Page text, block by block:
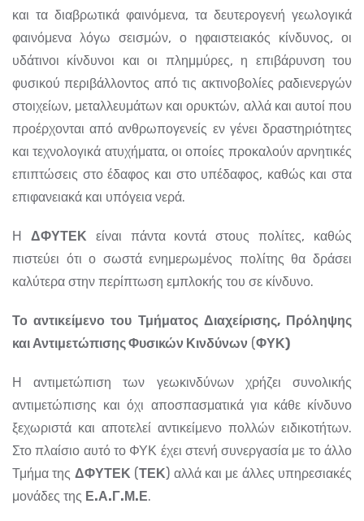
και τα διαβρωτικά φαινόμενα, τα δευτερογενή γεωλογικά
φαινόμενα λόγω σεισμών, ο ηφαιστειακός κίνδυνος, οι
υδάτινοι κίνδυνοι και οι πλημμύρες, η επιβάρυνση του
φυσικού περιβάλλοντος από τις ακτινοβολίες ραδιενεργών
στοιχείων, μεταλλευμάτων και ορυκτών, αλλά και αυτοί που
προέρχονται από ανθρωπογενείς εν γένει δραστηριότητες
και τεχνολογικά ατυχήματα, οι οποίες προκαλούν αρνητικές
επιπτώσεις στο έδαφος και στο υπέδαφος, καθώς και στα
επιφανειακά και υπόγεια νερά.
Η ΔΦΥΤΕΚ είναι πάντα κοντά στους πολίτες, καθώς
πιστεύει ότι ο σωστά ενημερωμένος πολίτης θα δράσει
καλύτερα στην περίπτωση εμπλοκής του σε κίνδυνο.
Το αντικείμενο του Τμήματος Διαχείρισης, Πρόληψης
και Αντιμετώπισης Φυσικών Κινδύνων (ΦΥΚ)
Η αντιμετώπιση των γεωκινδύνων χρήζει συνολικής
αντιμετώπισης και όχι αποσπασματικά για κάθε κίνδυνο
ξεχωριστά και αποτελεί αντικείμενο πολλών ειδικοτήτων.
Στο πλαίσιο αυτό το ΦΥΚ έχει στενή συνεργασία με το άλλο
Τμήμα της ΔΦΥΤΕΚ (ΤΕΚ) αλλά και με άλλες υπηρεσιακές
μονάδες της Ε.Α.Γ.Μ.Ε.